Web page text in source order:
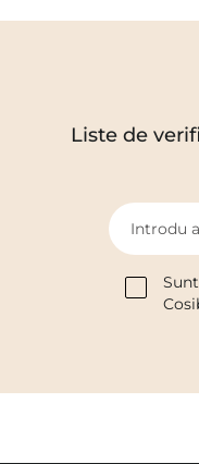
Liste de
Introdu